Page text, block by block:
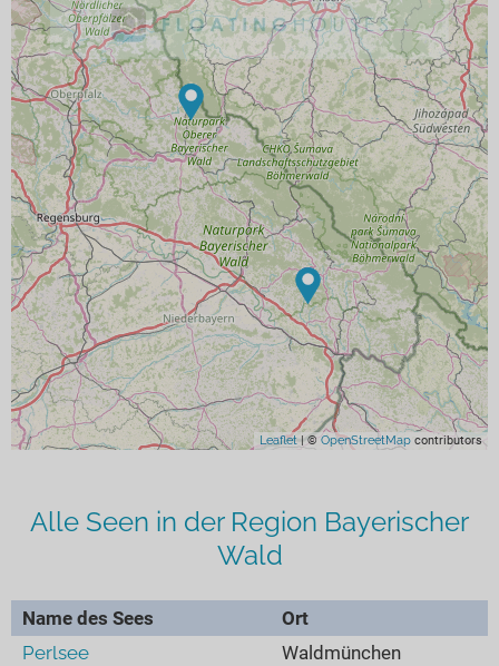
Leaflet| © OpenStreetMap contributors
Alle Seen in der Region Bayerischer
Wald
Name des Sees
Ort
Perlsee
Waldmünchen